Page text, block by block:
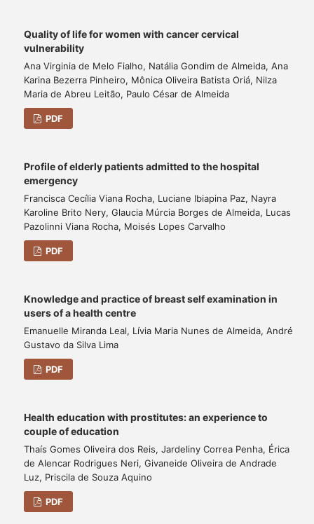
Quality of life for women with cancer cervical
vulnerability
Ana Virginia de Melo Fialho, Natália Gondim de Almeida, Ana
Karina Bezerra Pinheiro, Mônica Oliveira Batista Oriá, Nilza
Maria de Abreu Leitão, Paulo César de Almeida
PDF
Profile of elderly patients admitted to the hospital
emergency
Francisca Cecília Viana Rocha, Luciane Ibiapina Paz, Nayra
Karoline Brito Nery, Glaucia Múrcia Borges de Almeida, Lucas
Pazolinni Viana Rocha, Moisés Lopes Carvalho
PDF
Knowledge and practice of breast self examination in
users of a health centre
Emanuelle Miranda Leal, Lívia Maria Nunes de Almeida, André
Gustavo da Silva Lima
PDF
Health education with prostitutes: an experience to
couple of education
Thaís Gomes Oliveira dos Reis, Jardeliny Correa Penha, Érica
de Alencar Rodrigues Neri, Givaneide Oliveira de Andrade
Luz, Priscila de Souza Aquino
PDF